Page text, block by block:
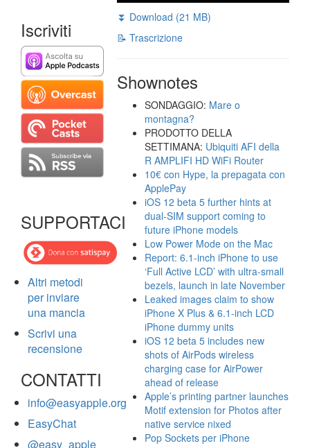
Iscriviti
SUPPORTACI
Altri metodi
per inviare
una mancia
Scrivi una
recensione
CONTATTI
info@easyapple.org
EasyChat
@easy_apple
⏬ Download (21 MB)
📝 Trascrizione
Shownotes
SONDAGGIO: Mare o
montagna?
PRODOTTO DELLA
SETTIMANA: Ubiquiti AFI della
R AMPLIFI HD WiFi Router
10€ con Hype, la prepagata con
ApplePay
iOS 12 beta 5 further hints at
dual-SIM support coming to
future iPhone models
Low Power Mode on the Mac
Report: 6.1-inch iPhone to use
‘Full Active LCD’ with ultra-small
bezels, launch in late November
Leaked images claim to show
iPhone X Plus & 6.1-inch LCD
iPhone dummy units
iOS 12 beta 5 includes new
shots of AirPods wireless
charging case for AirPower
ahead of release
Apple’s printing partner launches
Motif extension for Photos after
native service nixed
Pop Sockets per iPhone